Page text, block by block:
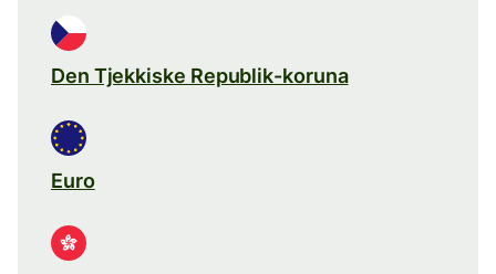
Den Tjekkiske Republik-koruna
Euro